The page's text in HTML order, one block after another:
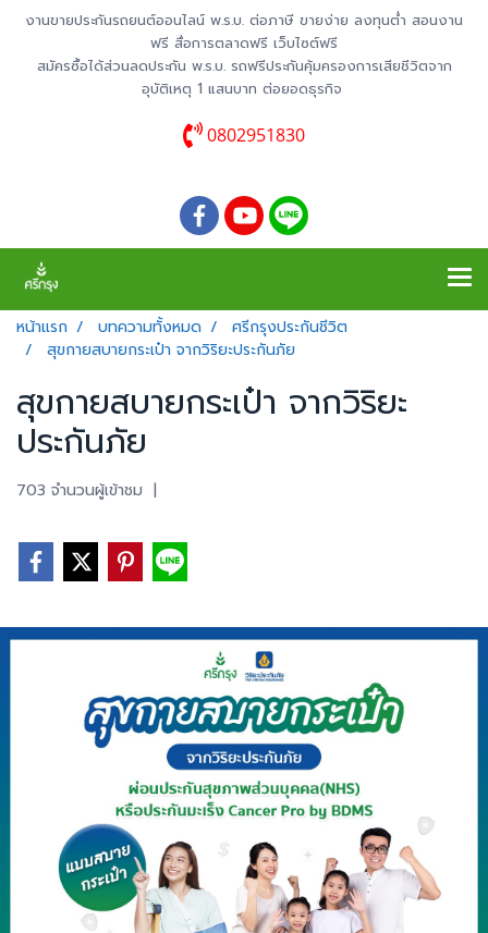
งานขายประกันรถยนต์ออนไลน์ พ.ร.บ. ต่อภาษี ขายง่าย ลงทุนต่ำ สอนงาน
ฟรี สื่อการตลาดฟรี เว็บไซต์ฟรี
สมัครซื้อได้ส่วนลดประกัน พ.ร.บ. รถฟรีประกันคุ้มครองการเสียชีวิตจาก
อุบัติเหตุ 1 แสนบาท ต่อยอดธุรกิจ
0802951830
หน้าแรก บทความทั้งหมด
ศรีกรุงประกันชีวิต
สุขกายสบายกระเป๋า จากวิริยะประกันภัย
สุขกายสบายกระเป๋า จากวิริยะ
ประกันภัย
703 จำนวนผู้เข้าชม |